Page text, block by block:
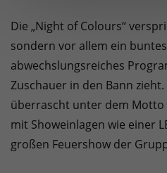
Die „Night of Colours“
sondern vor allem ein
abwechslungsreiches
Zuschauer in den Bann
überrascht unter dem Motto
mit Showeinlagen wie einer
großen Feuershow der